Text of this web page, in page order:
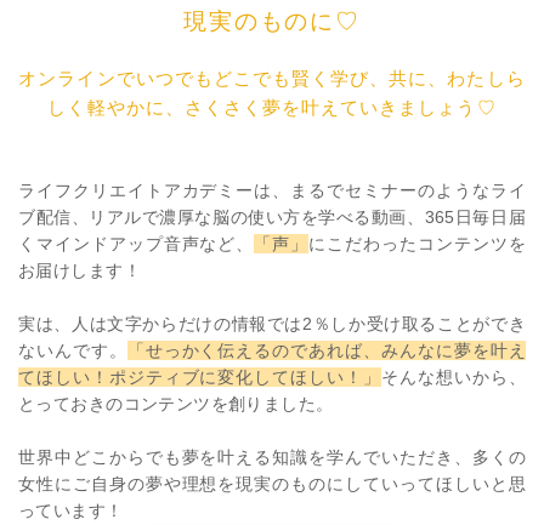
現実のものに♡
オンラインでいつでもどこでも賢く学び、共に、わたしら
しく軽やかに、さくさく夢を叶えていきましょう♡
ライフクリエイトアカデミーは、まるでセミナーのようなライ
ブ配信、リアルで濃厚な脳の使い方を学べる動画、365日毎日届
くマインドアップ音声など、
「声」 にこだわったコンテンツを
お届けします！
実は、人は文字からだけの情報では2％しか受け取ることができ
ないんです。
「せっかく伝えるのであれば、みんなに夢を叶え
てほしい！ポジティブに変化してほしい！」 そんな想いから、
とっておきのコンテンツを創りました。
世界中どこからでも夢を叶える知識を学んでいただき、多くの
女性にご自身の夢や理想を現実のものにしていってほしいと思
っています！